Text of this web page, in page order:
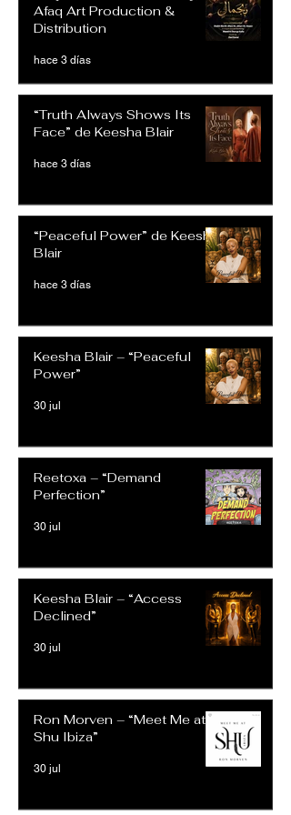
Afaq Art Production &
Distribution
hace 3 días
“Truth Always Shows Its
Face” de Keesha Blair
hace 3 días
“Peaceful Power” de Keesha
Blair
hace 3 días
Keesha Blair – “Peaceful
Power”
30 jul
Reetoxa – “Demand
Perfection”
30 jul
Keesha Blair – “Access
Declined”
30 jul
Ron Morven – “Meet Me at
Shu Ibiza”
30 jul